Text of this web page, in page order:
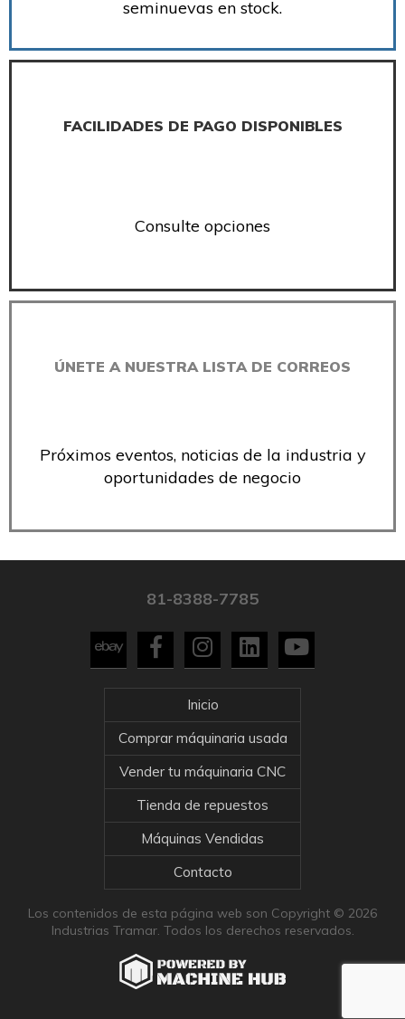
seminuevas en stock.
FACILIDADES DE PAGO DISPONIBLES
Consulte opciones
ÚNETE A NUESTRA LISTA DE CORREOS
Próximos eventos, noticias de la industria y
oportunidades de negocio
81-8388-7785
Inicio
Comprar máquinaria usada
Vender tu máquinaria CNC
Tienda de repuestos
Máquinas Vendidas
Contacto
Los contenidos de esta página web son Copyright © 2026
Industrias Tramar. Todos los derechos reservados.